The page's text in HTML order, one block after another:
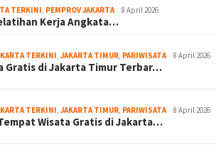
TERKINI, PEMPROV JAKARTA 8 April 2026
Kerja Angkata…
TERKINI, JAKARTA TIMUR, PARIWISATA 8 April 2026
Gratis di Jakarta Timur Terbar…
TERKINI, JAKARTA TIMUR, PARIWISATA 8 April 2026
Wisata Gratis di Jakarta…